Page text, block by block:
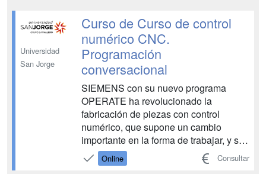
requiriendo de una máquina inyectora,
un molde, periféricos y m...
Universidad
San Jorge
Curso de Curso de control
numérico CNC.
Programación
conversacional
SIEMENS con su nuevo programa
OPERATE ha revolucionado la
fabricación de piezas con control
numérico, que supone un cambio
importante en la forma de trabajar, y se
está implementando en todos los
centros de mecanizado y máquinas de
Online Consultar